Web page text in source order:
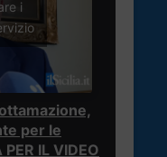
i
per le
IL VIDEO